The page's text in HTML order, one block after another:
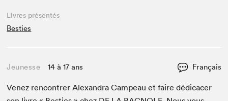
Livres présentés
Besties
Jeunesse 14 à 17 ans Français
Venez ren­con­tr­er Alexan­dra Campeau et faire dédi­cac­er